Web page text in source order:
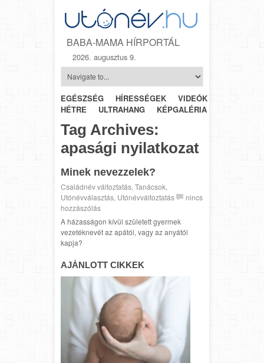
BABA-MAMA HÍRPORTÁL
2026. augusztus 9.
EGÉSZSÉG HÍRESSÉGEK VIDEÓK
HÉTRŐL-
HÉTRE
ULTRAHANG KÉPGALÉRIA
Tag Archives:
apasági nyilatkozat
Minek nevezzelek?
Családnév változtatás, Tanácsok,
Utónévválasztás, Utónévváltoztatás
nincs
hozzászólás
A házasságon kívül született gyermek
vezetéknevét az apától, vagy az anyától
kapja?
AJÁNLOTT CIKKEK